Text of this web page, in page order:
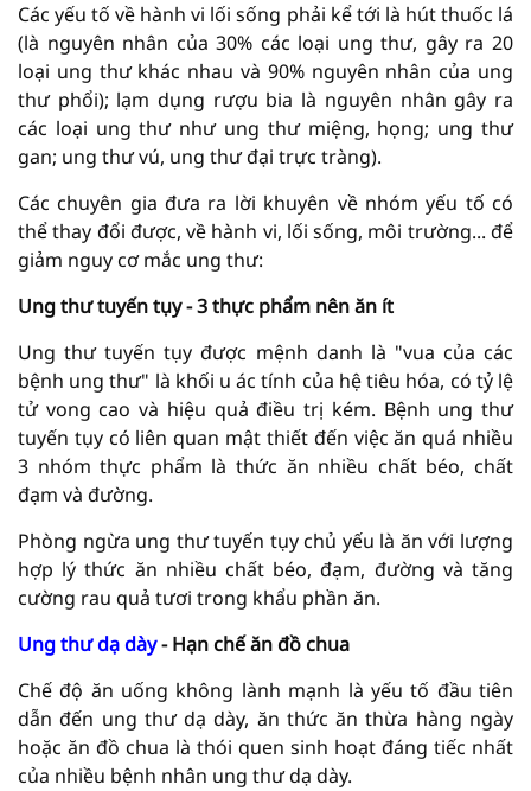
Các yếu tố về hành vi lối sống phải kể tới là hút thuốc lá
(là nguyên nhân của 30% các loại ung thư, gây ra 20
loại ung thư khác nhau và 90% nguyên nhân của ung
thư phổi); lạm dụng rượu bia là nguyên nhân gây ra
các loại ung thư như ung thư miệng, họng; ung thư
gan; ung thư vú, ung thư đại trực tràng).
Các chuyên gia đưa ra lời khuyên về nhóm yếu tố có
thể thay đổi được, về hành vi, lối sống, môi trường... để
giảm nguy cơ mắc ung thư:
Ung thư tuyến tụy - 3 thực phẩm nên ăn ít
Ung thư tuyến tụy được mệnh danh là "vua của các
bệnh ung thư" là khối u ác tính của hệ tiêu hóa, có tỷ lệ
tử vong cao và hiệu quả điều trị kém. Bệnh ung thư
tuyến tụy có liên quan mật thiết đến việc ăn quá nhiều
3 nhóm thực phẩm là thức ăn nhiều chất béo, chất
đạm và đường.
Phòng ngừa ung thư tuyến tụy chủ yếu là ăn với lượng
hợp lý thức ăn nhiều chất béo, đạm, đường và tăng
cường rau quả tươi trong khẩu phần ăn.
Ung thư dạ dày- Hạn chế ăn đồ chua
Chế độ ăn uống không lành mạnh là yếu tố đầu tiên
dẫn đến ung thư dạ dày, ăn thức ăn thừa hàng ngày
hoặc ăn đồ chua là thói quen sinh hoạt đáng tiếc nhất
của nhiều bệnh nhân ung thư dạ dày.